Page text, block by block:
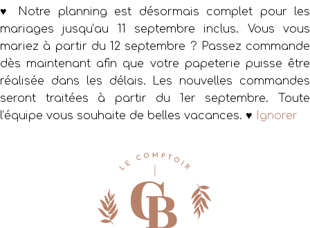
♥ Notre planning est désormais complet pour les
mariages jusqu’au 11 septembre inclus. Vous vous
mariez à partir du 12 septembre ? Passez commande
dès maintenant afin que votre papeterie puisse être
réalisée dans les délais. Les nouvelles commandes
seront traitées à partir du 1er septembre. Toute
l’équipe vous souhaite de belles vacances. ♥
Ignorer